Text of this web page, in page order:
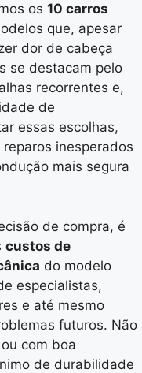
os 10 carros
que, apesar
dor de cabeça
se destacam pelo
recorrentes e,
de
essas escolhas,
inesperados
mais segura
de compra, é
custos de
do modelo
especialistas,
e até mesmo
futuros. Não
com boa
de durabilidade